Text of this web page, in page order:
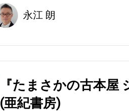
永江 朗
『たまさかの古本屋
(亜紀書房)